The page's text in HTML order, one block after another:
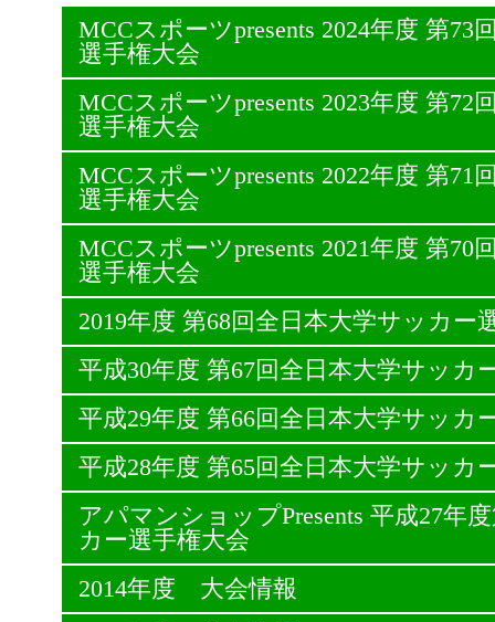
MCCスポーツpresents 2024年度 第73
選手権大会
MCCスポーツpresents 2023年度 第72
選手権大会
MCCスポーツpresents 2022年度 第71
選手権大会
MCCスポーツpresents 2021年度 第70
選手権大会
2019年度 第68回全日本大学サッカー
平成30年度 第67回全日本大学サッカ
平成29年度 第66回全日本大学サッカ
平成28年度 第65回全日本大学サッカ
アパマンショップPresents 平成27年
カー選手権大会
2014年度 大会情報